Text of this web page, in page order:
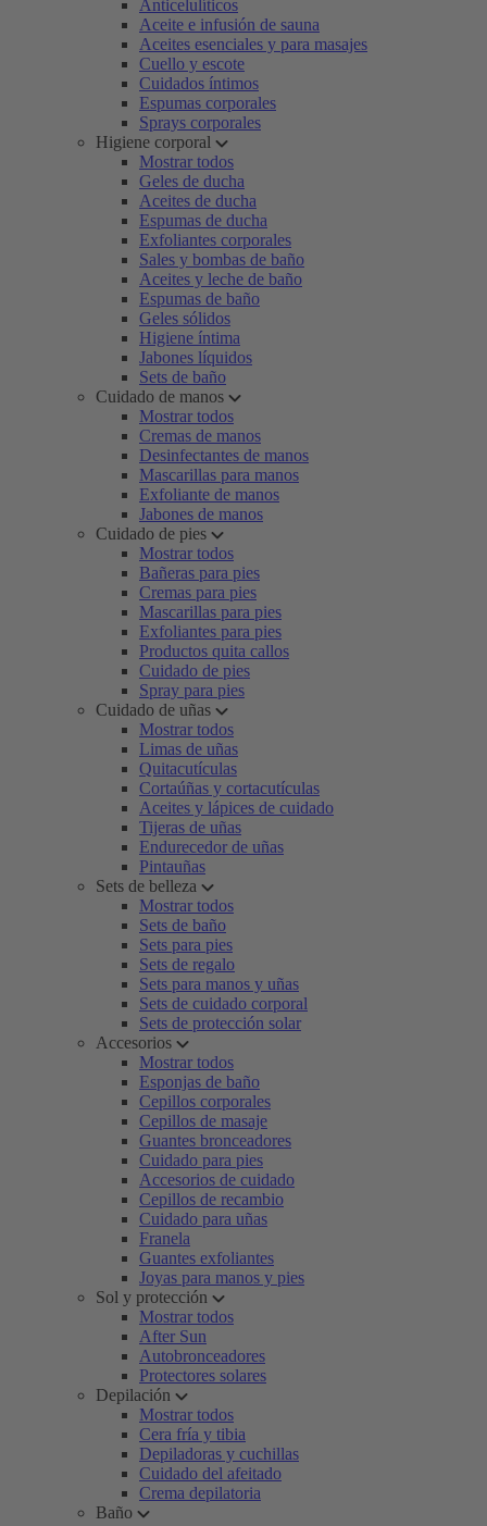
Anticelulíticos
Aceite e infusión de sauna
Aceites esenciales y para masajes
Cuello y escote
Cuidados íntimos
Espumas corporales
Sprays corporales
Higiene corporal
Mostrar todos
Geles de ducha
Aceites de ducha
Espumas de ducha
Exfoliantes corporales
Sales y bombas de baño
Aceites y leche de baño
Espumas de baño
Geles sólidos
Higiene íntima
Jabones líquidos
Sets de baño
Cuidado de manos
Mostrar todos
Cremas de manos
Desinfectantes de manos
Mascarillas para manos
Exfoliante de manos
Jabones de manos
Cuidado de pies
Mostrar todos
Bañeras para pies
Cremas para pies
Mascarillas para pies
Exfoliantes para pies
Productos quita callos
Cuidado de pies
Spray para pies
Cuidado de uñas
Mostrar todos
Limas de uñas
Quitacutículas
Cortaúñas y cortacutículas
Aceites y lápices de cuidado
Tijeras de uñas
Endurecedor de uñas
Pintauñas
Sets de belleza
Mostrar todos
Sets de baño
Sets para pies
Sets de regalo
Sets para manos y uñas
Sets de cuidado corporal
Sets de protección solar
Accesorios
Mostrar todos
Esponjas de baño
Cepillos corporales
Cepillos de masaje
Guantes bronceadores
Cuidado para pies
Accesorios de cuidado
Cepillos de recambio
Cuidado para uñas
Franela
Guantes exfoliantes
Joyas para manos y pies
Sol y protección
Mostrar todos
After Sun
Autobronceadores
Protectores solares
Depilación
Mostrar todos
Cera fría y tibia
Depiladoras y cuchillas
Cuidado del afeitado
Crema depilatoria
Baño